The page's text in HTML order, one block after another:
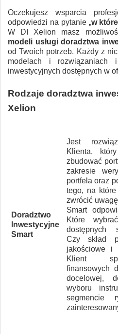
Oczekujesz wsparcia
odpowiedzi na pytanie „w
W DI Xelion masz
modeli usługi doradztwa
od Twoich potrzeb. Każdy z
modelach i rozwiązaniach
inwestycyjnych dostępnych w
Rodzaje doradztwa
Xelion
Doradztwo
Inwestycyjne
Smart
Jest
Klienta,
zbudować
zakresie
portfela oraz
tego, na
zwrócić
Smart
Które
dostępnych
Czy skład
jakościowe i
Klient
finansowych
docelowej,
wyboru
segmencie